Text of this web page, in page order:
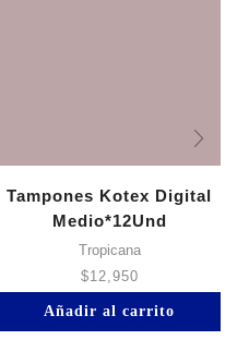
Tampones Kotex Digital
Medio*12Und
Tropicana
$12,950
Añadir al carrito